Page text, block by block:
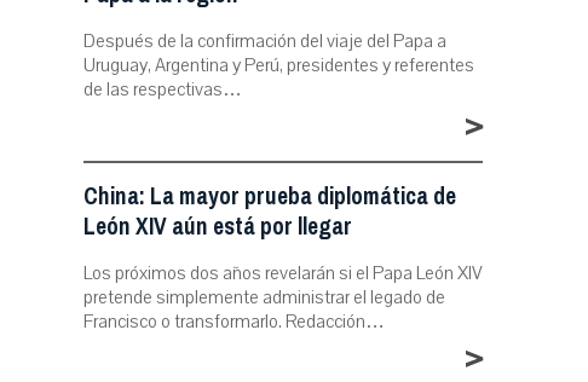
Después de la confirmación del viaje del Papa a
Uruguay, Argentina y Perú, presidentes y referentes
de las respectivas…
>
China: La mayor prueba diplomática de
León XIV aún está por llegar
Los próximos dos años revelarán si el Papa León XIV
pretende simplemente administrar el legado de
Francisco o transformarlo. Redacción…
>